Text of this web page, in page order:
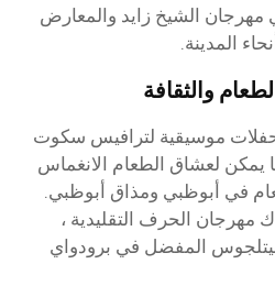
مهرجان الشيخ زايد والمعارض
المدينة.
والثقافة
موسيقية لترافيس سكوت
يمكن لعشاق الطعام الانغماس
في أبوظبي ومذاق أبوظبي.
مهرجان الحرف التقليدية ،
المفضل في برودواي